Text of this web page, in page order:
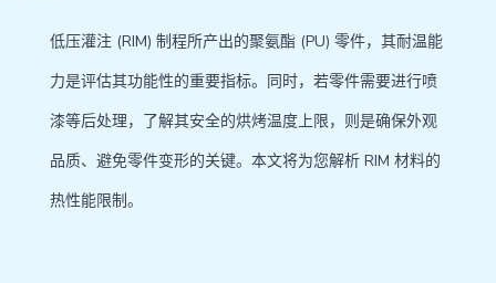
低压灌注 (RIM) 制程所产出的聚氨酯 (PU) 零件，其耐温能
力是评估其功能性的重要指标。同时，若零件需要进行喷
漆等后处理，了解其安全的烘烤温度上限，则是确保外观
品质、避免零件变形的关键。本文将为您解析 RIM 材料的
热性能限制。